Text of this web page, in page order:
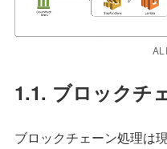
1.1. ブロックチ
ブロックチェーン処理は